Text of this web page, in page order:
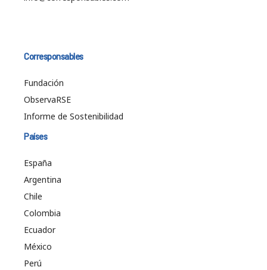
Corresponsables
Fundación
ObservaRSE
Informe de Sostenibilidad
Países
España
Argentina
Chile
Colombia
Ecuador
México
Perú